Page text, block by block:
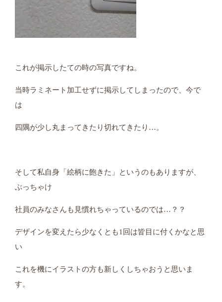
これが掲示したての時の写真ですね。
当時ラミネート加工せずに掲示してしまったので、今で
は
四隅が少し丸まってきたり切れてきたり…。
そして私自身「絵柄に飽きた」というのもありますが、
ぶっちゃけ
社員のみなさんも見慣れちゃっているのでは…？？
デザインを変えたら少なくとも1回は皆目に付くかなと思
い
これを機にイラストの方も新しくしちゃおうと思いま
す。